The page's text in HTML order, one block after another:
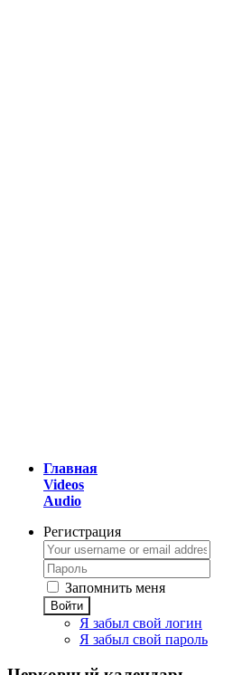
Главная
Videos
Audio
Регистрация
Запомнить меня
Войти
Я забыл свой логин
Я забыл свой пароль